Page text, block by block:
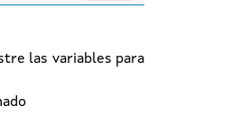
las variables para